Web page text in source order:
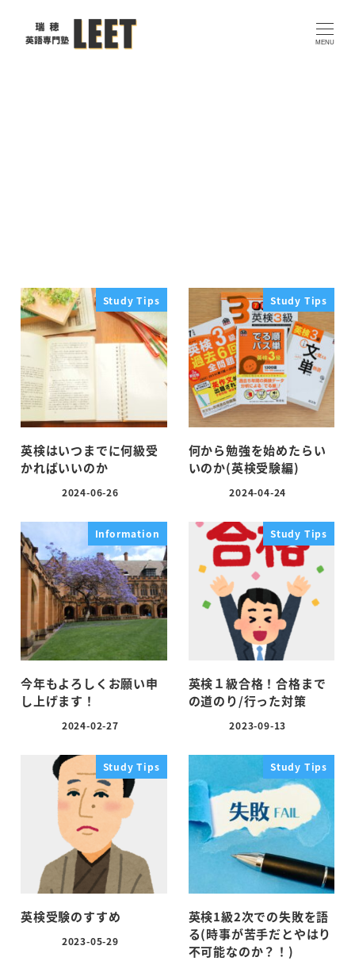
MENU
Study Tips
英検はいつまでに何級受
かればいいのか
投稿日
2024-06-26
Study Tips
何から勉強を始めたらい
いのか(英検受験編)
投稿日
2024-04-24
Information
今年もよろしくお願い申
し上げます！
投稿日
2024-02-27
Study Tips
英検１級合格！合格まで
の道のり/行った対策
投稿日
2023-09-13
Study Tips
英検受験のすすめ
投稿日
2023-05-29
Study Tips
英検1級2次での失敗を語
る(時事が苦手だとやはり
不可能なのか？！)